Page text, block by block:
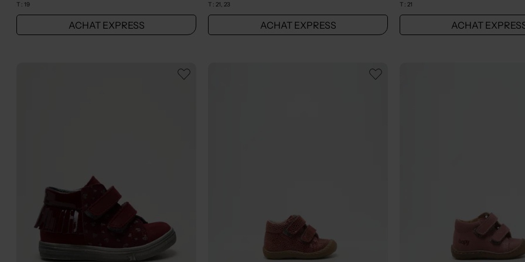
T :19
ACHAT EXPRESS
T :21, 23
ACHAT EXPRESS
T : 21
ACHAT